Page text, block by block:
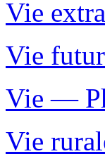
Vie
Vie
Vie —
Vie